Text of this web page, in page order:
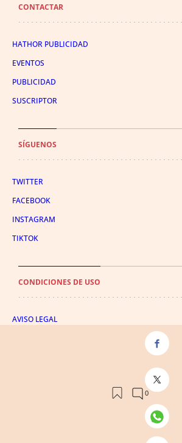
CONTACTAR
HATHOR PUBLICIDAD
EVENTOS
PUBLICIDAD
SUSCRIPTOR
SÍGUENOS
TWITTER
FACEBOOK
INSTAGRAM
TIKTOK
CONDICIONES DE USO
AVISO LEGAL